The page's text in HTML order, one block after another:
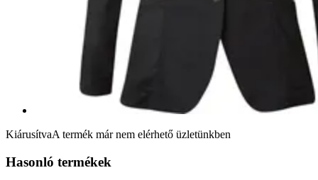
KiárusítvaA termék már nem elérhető üzletünkben
Hasonló termékek